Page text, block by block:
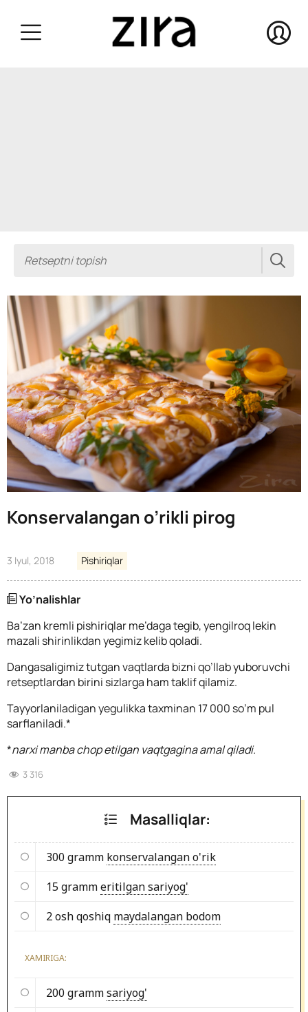
Konservalangan o’rikli pirog
3 Iyul, 2018 Pishiriqlar
Yo’nalishlar
Ba’zan kremli pishiriqlar me’daga tegib, yengilroq lekin
mazali shirinlikdan yegimiz kelib qoladi.
Dangasaligimiz tutgan vaqtlarda bizni qo’llab yuboruvchi
retseptlardan birini sizlarga ham taklif qilamiz.
Tayyorlaniladigan yegulikka taxminan 17 000 so’m pul
sarflaniladi.*
*narxi manba chop etilgan vaqtgagina amal qiladi.
3 316
Masalliqlar:
300 gramm konservalangan o'rik
15 grammeritilgan sariyog'
2 osh qoshiq maydalangan bodom
XAMIRIGA:
200 grammsariyog'